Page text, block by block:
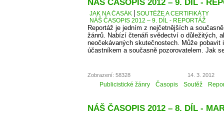
NÁŠ ČASOPIS 2012 – 9. DÍL -
JAK NA ČASÁK
SOUTĚŽE A CERTIFIKÁTY
NÁŠ ČASOPIS 2012 – 9. DÍL - REPORTÁŽ
Reportáž je jedním z nejčetnějších a
žánrů. Nabízí čtenáři svědectví o důležitých,
neočekávaných skutečnostech. Může pobavit
účastníkem a současně pozorovatelem. Jak
Zobrazení: 58328 14. 3. 2012
Publicistické žánry Časopis Soutěž
NÁŠ ČASOPIS 2012 – 8. DÍL -